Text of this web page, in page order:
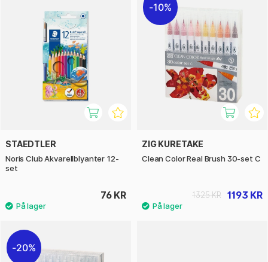
STAEDTLER
Noris Club Akvarellblyanter 12-
set
76 KR
10%
ZIG KURETAKE
Clean Color Real Brush 30-set C
1193 KR
1325 KR
20%